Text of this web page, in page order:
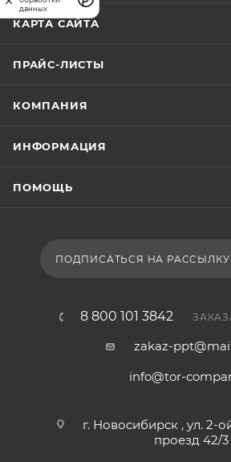
КАРТА САЙТА
ПРАЙС-ЛИСТЫ
КОМПАНИЯ
ИНФОРМАЦИЯ
ПОМОЩЬ
ПОДПИСАТЬСЯ НА РАССЫЛКУ
8 800 101 3842
zakaz-
info@tor-
г. Новосибирск , ул. 2-
проезд 42/3
данных